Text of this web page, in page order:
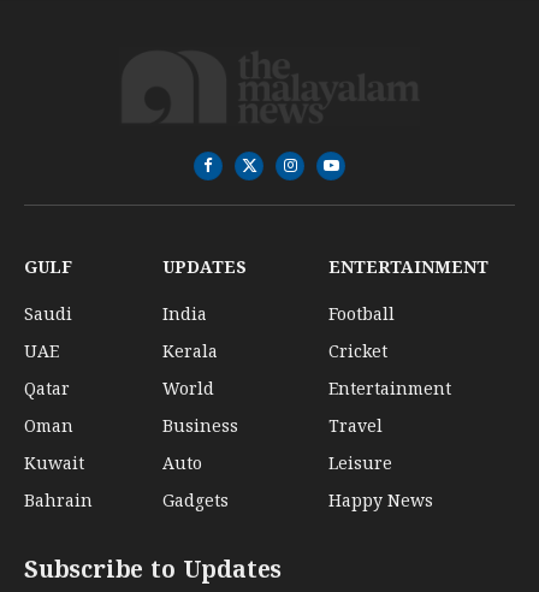
Facebook
X
(Twitter)
InstagramYouTube
GULF
Saudi
UAE
Qatar
Oman
Kuwait
Bahrain
UPDATES
India
Kerala
World
Business
Auto
Gadgets
ENTERTAINMENT
Football
Cricket
Entertainment
Travel
Leisure
Happy News
Subscribe to Updates